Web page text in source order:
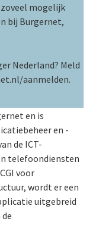
mogelijk
bij Burgernet,
Nederland? Meld
aanmelden.
en is
en -
de ICT-
telefoondiensten
voor
wordt er een
uitgebreid